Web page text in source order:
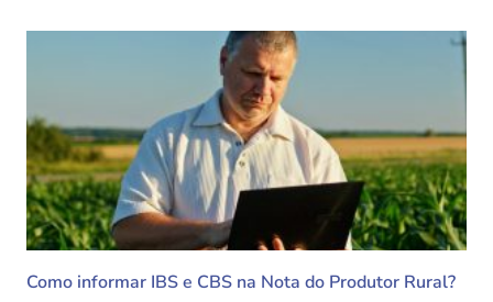
Como informar IBS e CBS na Nota do Produtor Rural?